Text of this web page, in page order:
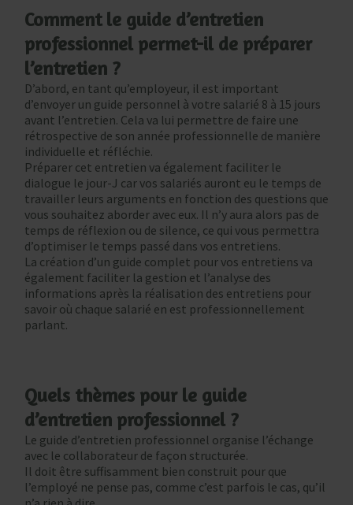
Comment le guide d’entretien
professionnel permet-il de préparer
l’entretien ?
D’abord, en tant qu’employeur, il est important
d’envoyer un guide personnel à votre salarié 8 à 15 jours
avant l’entretien. Cela va lui permettre de faire une
rétrospective de son année professionnelle de manière
individuelle et réfléchie.
Préparer cet entretien va également faciliter le
dialogue le jour-J car vos salariés auront eu le temps de
travailler leurs arguments en fonction des questions que
vous souhaitez aborder avec eux. Il n’y aura alors pas de
temps de réflexion ou de silence, ce qui vous permettra
d’optimiser le temps passé dans vos entretiens.
La création d’un guide complet pour vos entretiens va
également faciliter la gestion et l’analyse des
informations après la réalisation des entretiens pour
savoir où chaque salarié en est professionnellement
parlant.
Quels thèmes pour le guide
d’entretien professionnel ?
Le guide d’entretien professionnel organise l’échange
avec le collaborateur de façon structurée.
Il doit être suffisamment bien construit pour que
l’employé ne pense pas, comme c’est parfois le cas, qu’il